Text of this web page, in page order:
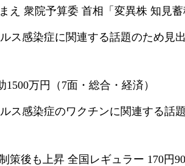
え 衆院予算委 首相「変異株 知見
ス感染症に関連する話題のため見
万円（7面・総合・経済）
ス感染症のワクチンに関連する話
策後も上昇 全国レギュラー 170円